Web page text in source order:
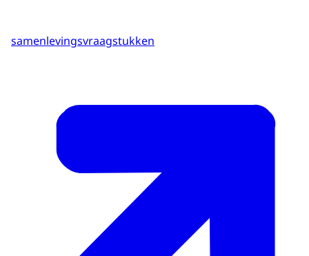
samenlevingsvraagstukken